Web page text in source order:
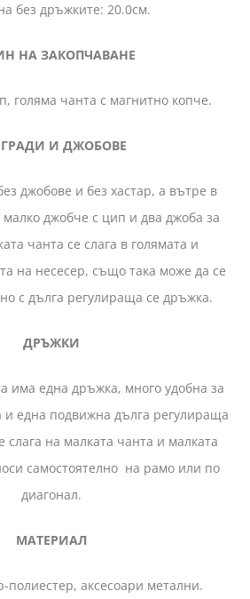
без дръжките: 20.0см.
НА ЗАКОПЧАВАНЕ
голяма чанта с магнитно копче.
И ДЖОБОВЕ
джобове и без хастар, а вътре в
джобче с цип и два джоба за
чанта се слага в голямата и
на несесер, също така може да се
с дълга регулираща се дръжка.
ДРЪЖКИ
една дръжка, много удобна за
една подвижна дълга регулираща
слага на малката чанта и малката
самостоятелно на рамо или по
диагонал.
МАТЕРИАЛ
полиестер, аксесоари метални.